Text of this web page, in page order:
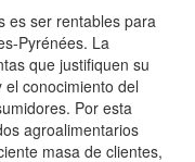
es ser rentables para
Pyrénées. La
que justifiquen su
conocimiento del
Por esta
agroalimentarios
masa de clientes,